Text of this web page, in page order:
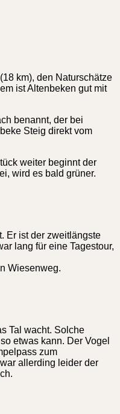
km), den Naturschätze
ist Altenbeken gut mit
benannt, der bei
Steig direkt vom
weiter beginnt der
wird es bald grüner.
Er ist der zweitlängste
lang für eine Tagestour,
Wiesenweg.
Tal wacht. Solche
etwas kann. Der Vogel
zum
allerding leider der